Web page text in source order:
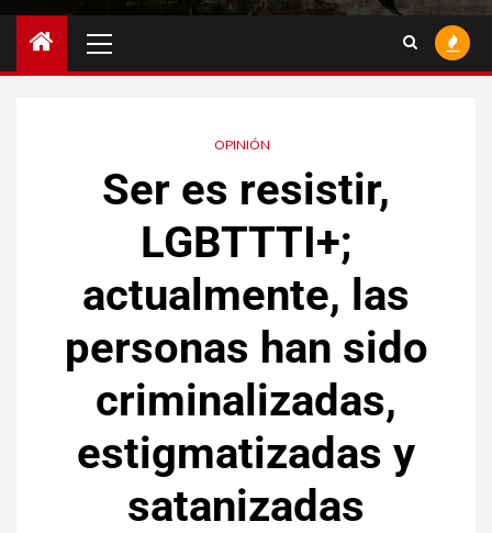
OPINIÓN
Ser es resistir,
LGBTTTI+;
actualmente, las
personas han sido
criminalizadas,
estigmatizadas y
satanizadas